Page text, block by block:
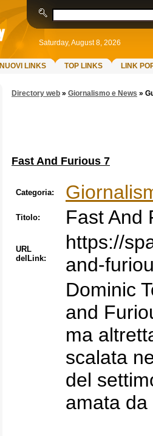
Saturday, August 8, 2026
NUOVI LINKS TOP LINKS
LINK
Directory web » Giornalismo e News »
Fast And Furious 7
Categoria:
Titolo: Fast And
URL
delLink:
https://
and-
Dominic
and
ma
scalata
del
amata